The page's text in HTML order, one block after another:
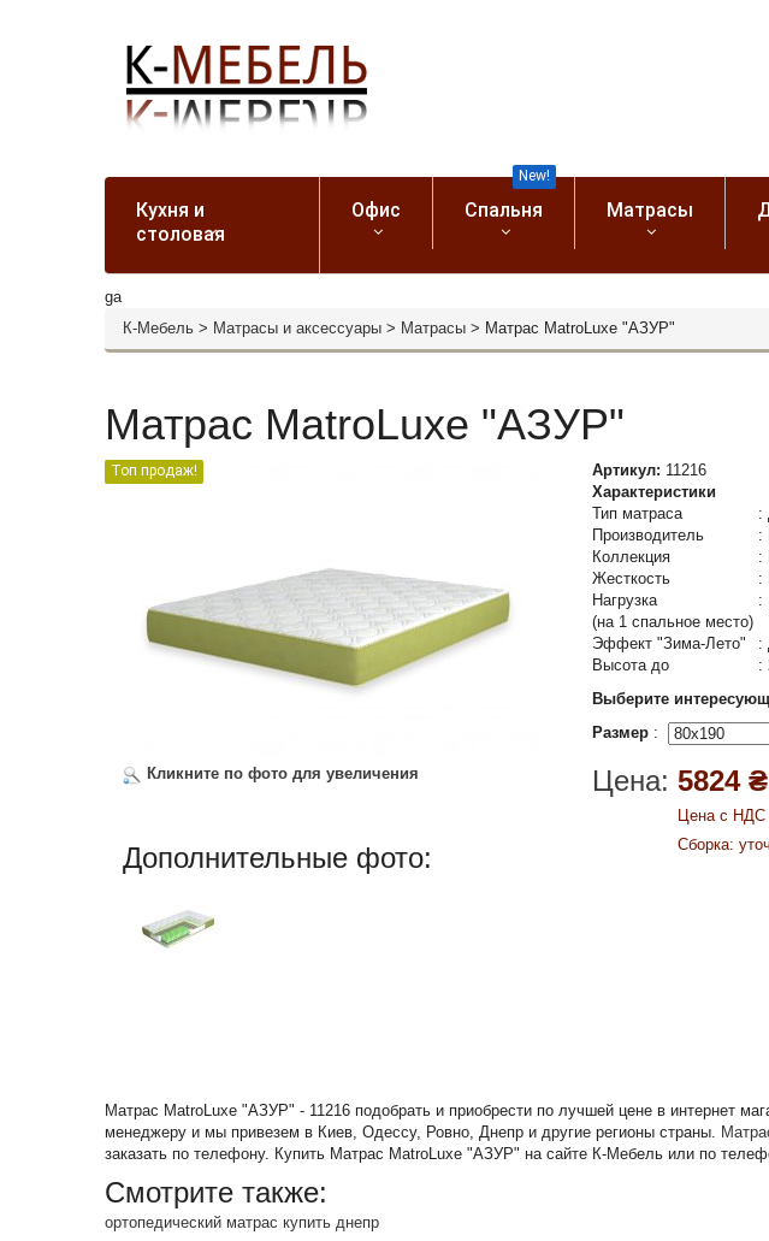
Кухня и
столовая
Офис Спальня
New!
Матрасы
ga
К-Мебель > Матрасы и аксессуары > Матрасы > Матрас MatroLuxe "АЗУР"
Матрас MatroLuxe "АЗУР"
Топ продаж!
Кликните по фото для увеличения
Дополнительные фото:
Артикул: 11216
Характеристики
Тип матраса
:
Производитель
:
Коллекция
:
Жесткость
:
Нагрузка
(на 1 спальное место)
:
Эффект "Зима-Лето"
:
Высота до
:
Выберите
Размер :
Цена: 5824 ₴
Цена c НДС
Сборка:
Матрас MatroLuxe "АЗУР" - 11216 подобрать и приобрести по лучшей цене в интернет
менеджеру и мы привезем в Киев, Одессу, Ровно, Днепр и другие регионы страны.
заказать по телефону. Купить Матрас MatroLuxe "АЗУР" на сайте К-Мебель или по
Смотрите также:
ортопедический матрас купить днепр